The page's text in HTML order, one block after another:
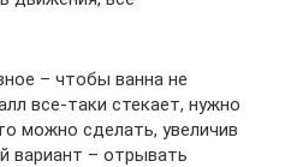
– чтобы ванна не
все-таки стекает, нужно
можно сделать, увеличив
вариант – отрывать